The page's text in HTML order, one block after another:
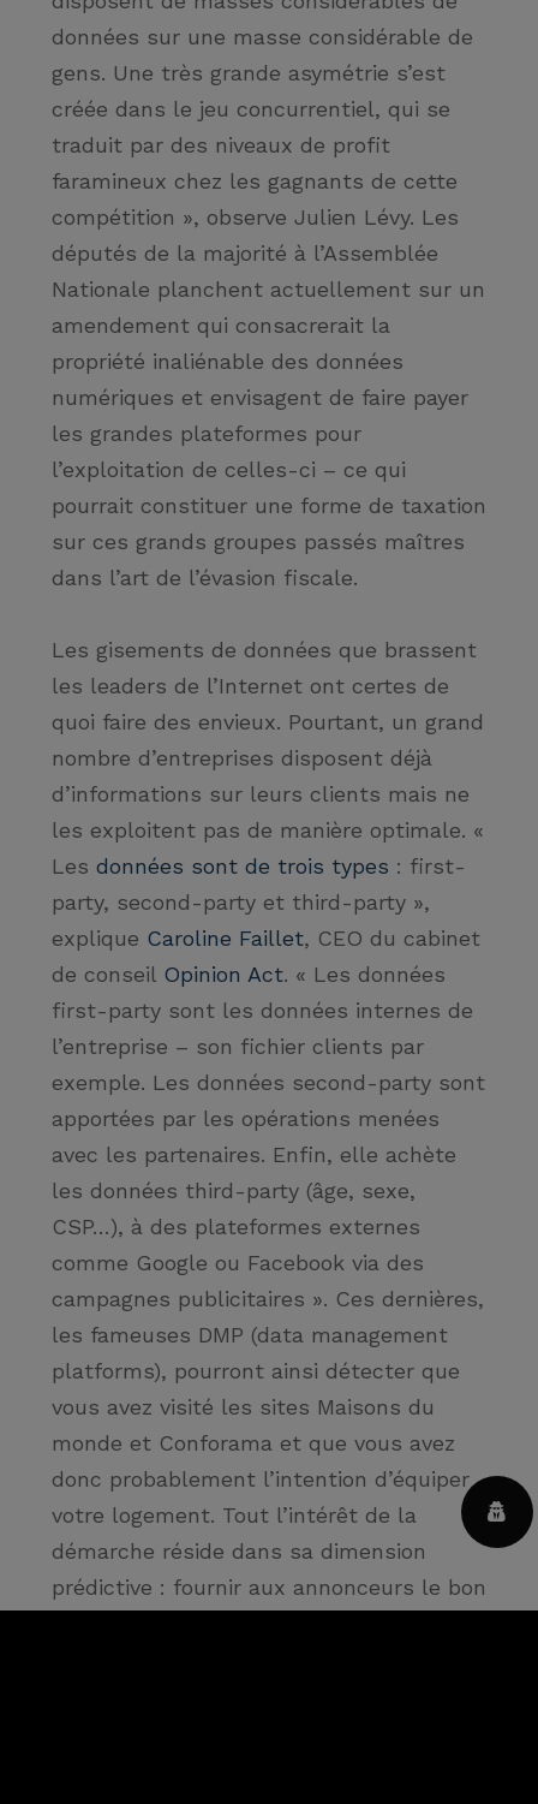
données sur une masse considérable de
gens. Une très grande asymétrie s’est
créée dans le jeu concurrentiel, qui se
traduit par des niveaux de profit
faramineux chez les gagnants de cette
compétition », observe Julien Lévy. Les
députés de la majorité à l’Assemblée
Nationale planchent actuellement sur un
amendement qui consacrerait la
propriété inaliénable des données
numériques et envisagent de faire payer
les grandes plateformes pour
l’exploitation de celles-ci – ce qui
pourrait constituer une forme de taxation
sur ces grands groupes passés maîtres
dans l’art de l’évasion fiscale.
Les gisements de données que brassent
les leaders de l’Internet ont certes de
quoi faire des envieux. Pourtant, un grand
nombre d’entreprises disposent déjà
d’informations sur leurs clients mais ne
les exploitent pas de manière optimale. «
Les données sont de trois types : first-
party, second-party et third-party »,
explique Caroline Faillet, CEO du cabinet
de conseil Opinion Act. « Les données
first-party sont les données internes de
l’entreprise – son fichier clients par
exemple. Les données second-party sont
apportées par les opérations menées
avec les partenaires. Enfin, elle achète
les données third-party (âge, sexe,
CSP…), à des plateformes externes
comme Google ou Facebook via des
campagnes publicitaires ». Ces dernières,
les fameuses DMP (data management
platforms), pourront ainsi détecter que
vous avez visité les sites Maisons du
monde et Conforama et que vous avez
donc probablement l’intention d’équiper
votre logement. Tout l’intérêt de la
démarche réside dans sa dimension
prédictive : fournir aux annonceurs le bon